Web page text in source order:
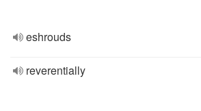
eshrouds
reverentially